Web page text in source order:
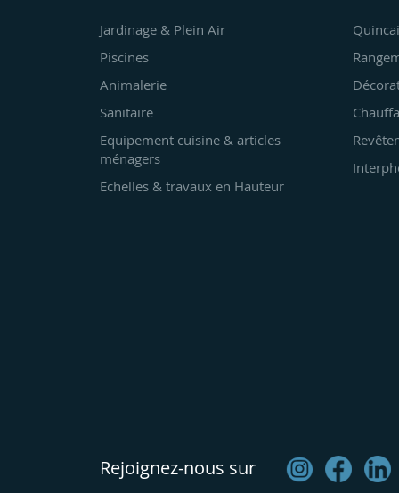
Jardinage & Plein Air
Piscines
Animalerie
Sanitaire
Equipement cuisine & articles
ménagers
Echelles & travaux en Hauteur
Rejoignez-nous sur